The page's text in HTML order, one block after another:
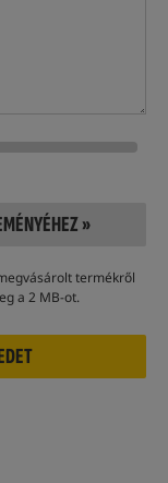
»
termékről
a 2 MB-ot.